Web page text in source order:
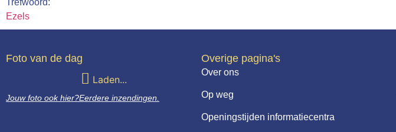
Ezels
Foto van de dag
Laden...
Jouw foto ook hier?Eerdere inzendingen.
Overige pagina's
Over ons
Op weg
Openingstijden informatiecentra